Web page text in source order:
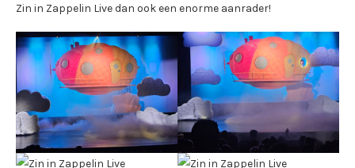
Zin in Zappelin Live dan ook een enorme aanrader!